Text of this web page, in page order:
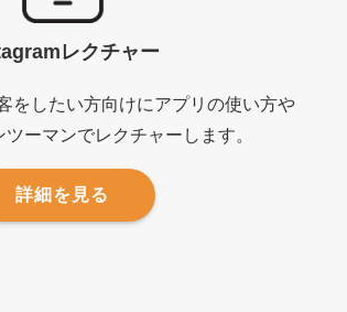
レクチャー
をしたい方向けにアプリの使い方や
ーマンでレクチャーします。
詳細を見る